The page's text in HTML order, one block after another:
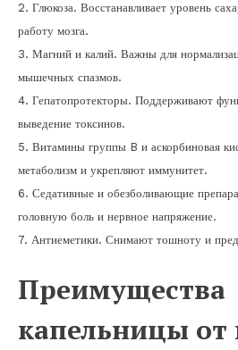
2. Глюкоза. Восстанавливает уровень
работу мозга.
3. Магний и калий. Важны для
мышечных спазмов.
4. Гепатопротекторы. Поддерживают
выведение токсинов.
5. Витамины группы B и аскорбиновая
метаболизм и укрепляют иммунитет.
6. Седативные и обезболивающие
головную боль и нервное напряжение.
7. Антиеметики. Снимают тошноту и
Преимущества
капельницы от